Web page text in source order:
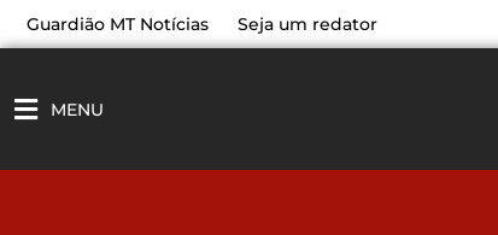
paraGuardião MT Notícias Seja um redator
MENU